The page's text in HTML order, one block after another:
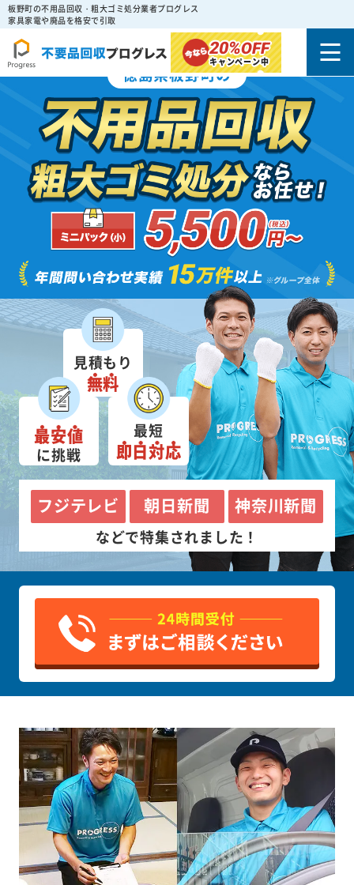
板野町の不用品回収・粗大ゴミ処分業者プログレス
家具家電や廃品を格安で引取
20%OFF
キャンペーン中
徳島県板野町の
見積もり
無料
最安値
に挑戦
最短
即日対応
フジテレビ 朝日新聞 神奈川新聞
などで特集されました！